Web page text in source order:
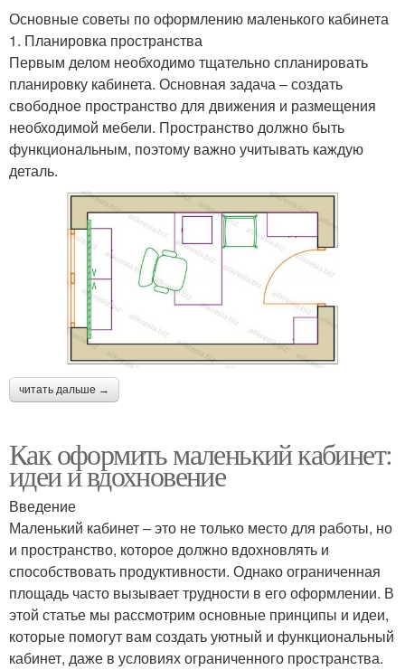
Основные советы по оформлению маленького кабинета
1. Планировка пространства
Первым делом необходимо тщательно спланировать
планировку кабинета. Основная задача – создать
свободное пространство для движения и размещения
необходимой мебели. Пространство должно быть
функциональным, поэтому важно учитывать каждую
деталь.
читать дальше →
Как оформить маленький кабинет:
идеи и вдохновение
Введение
Маленький кабинет – это не только место для работы, но
и пространство, которое должно вдохновлять и
способствовать продуктивности. Однако ограниченная
площадь часто вызывает трудности в его оформлении. В
этой статье мы рассмотрим основные принципы и идеи,
которые помогут вам создать уютный и функциональный
кабинет, даже в условиях ограниченного пространства.